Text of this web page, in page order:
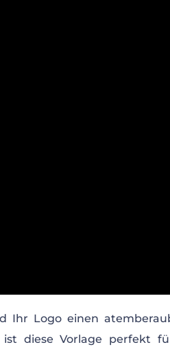
Ihr Logo einen
diese Vorlage perfekt